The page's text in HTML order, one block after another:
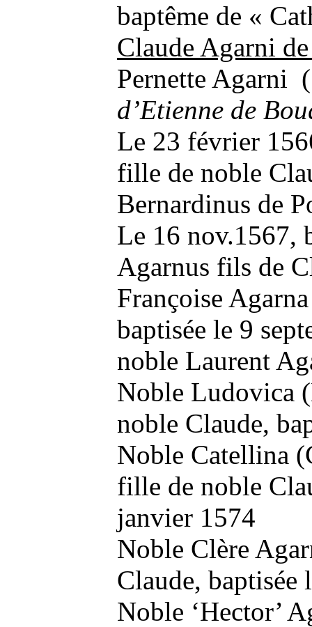
baptême de «
Claude Agarni
Pernette Agarni (
d’Etienne de
Le 23 février
fille de noble
Bernardinus de
Le 16 nov.1567,
Agarnus fils de
Françoise
baptisée le 9
noble Laurent
Noble Ludovica
noble Claude,
Noble Catellina
fille de noble
janvier 1574
Noble Clère
Claude,
Noble ‘Hector’